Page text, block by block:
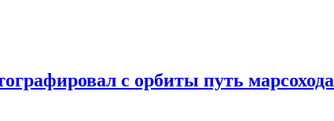
с орбиты путь марсохода